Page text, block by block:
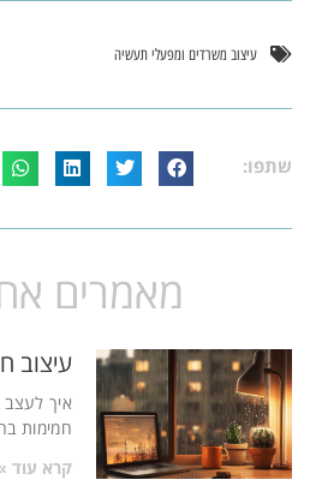
עיצוב משרדים ומפעלי תעשיה
שתפו:
מאמרים
עיצוב
איך
חמימות
קרא עוד